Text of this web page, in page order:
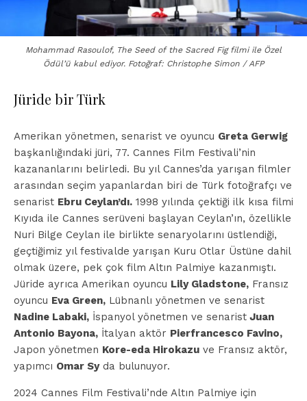
Mohammad Rasoulof, The Seed of the Sacred Fig filmi ile Özel
Ödül’ü kabul ediyor. Fotoğraf: Christophe Simon / AFP
Jüride bir Türk
Amerikan yönetmen, senarist ve oyuncu Greta Gerwig
başkanlığındaki jüri, 77. Cannes Film Festivali’nin
kazananlarını belirledi. Bu yıl Cannes’da yarışan filmler
arasından seçim yapanlardan biri de Türk fotoğrafçı ve
senarist Ebru Ceylan’dı. 1998 yılında çektiği ilk kısa filmi
Kıyıda ile Cannes serüveni başlayan Ceylan’ın, özellikle
Nuri Bilge Ceylan ile birlikte senaryolarını üstlendiği,
geçtiğimiz yıl festivalde yarışan Kuru Otlar Üstüne dahil
olmak üzere, pek çok film Altın Palmiye kazanmıştı.
Jüride ayrıca Amerikan oyuncu Lily Gladstone, Fransız
oyuncu Eva Green, Lübnanlı yönetmen ve senarist
Nadine Labaki, İspanyol yönetmen ve senarist Juan
Antonio Bayona, İtalyan aktör Pierfrancesco Favino,
Japon yönetmen Kore-eda Hirokazu ve Fransız aktör,
yapımcı Omar Syda bulunuyor.
2024 Cannes Film Festivali’nde Altın Palmiye için